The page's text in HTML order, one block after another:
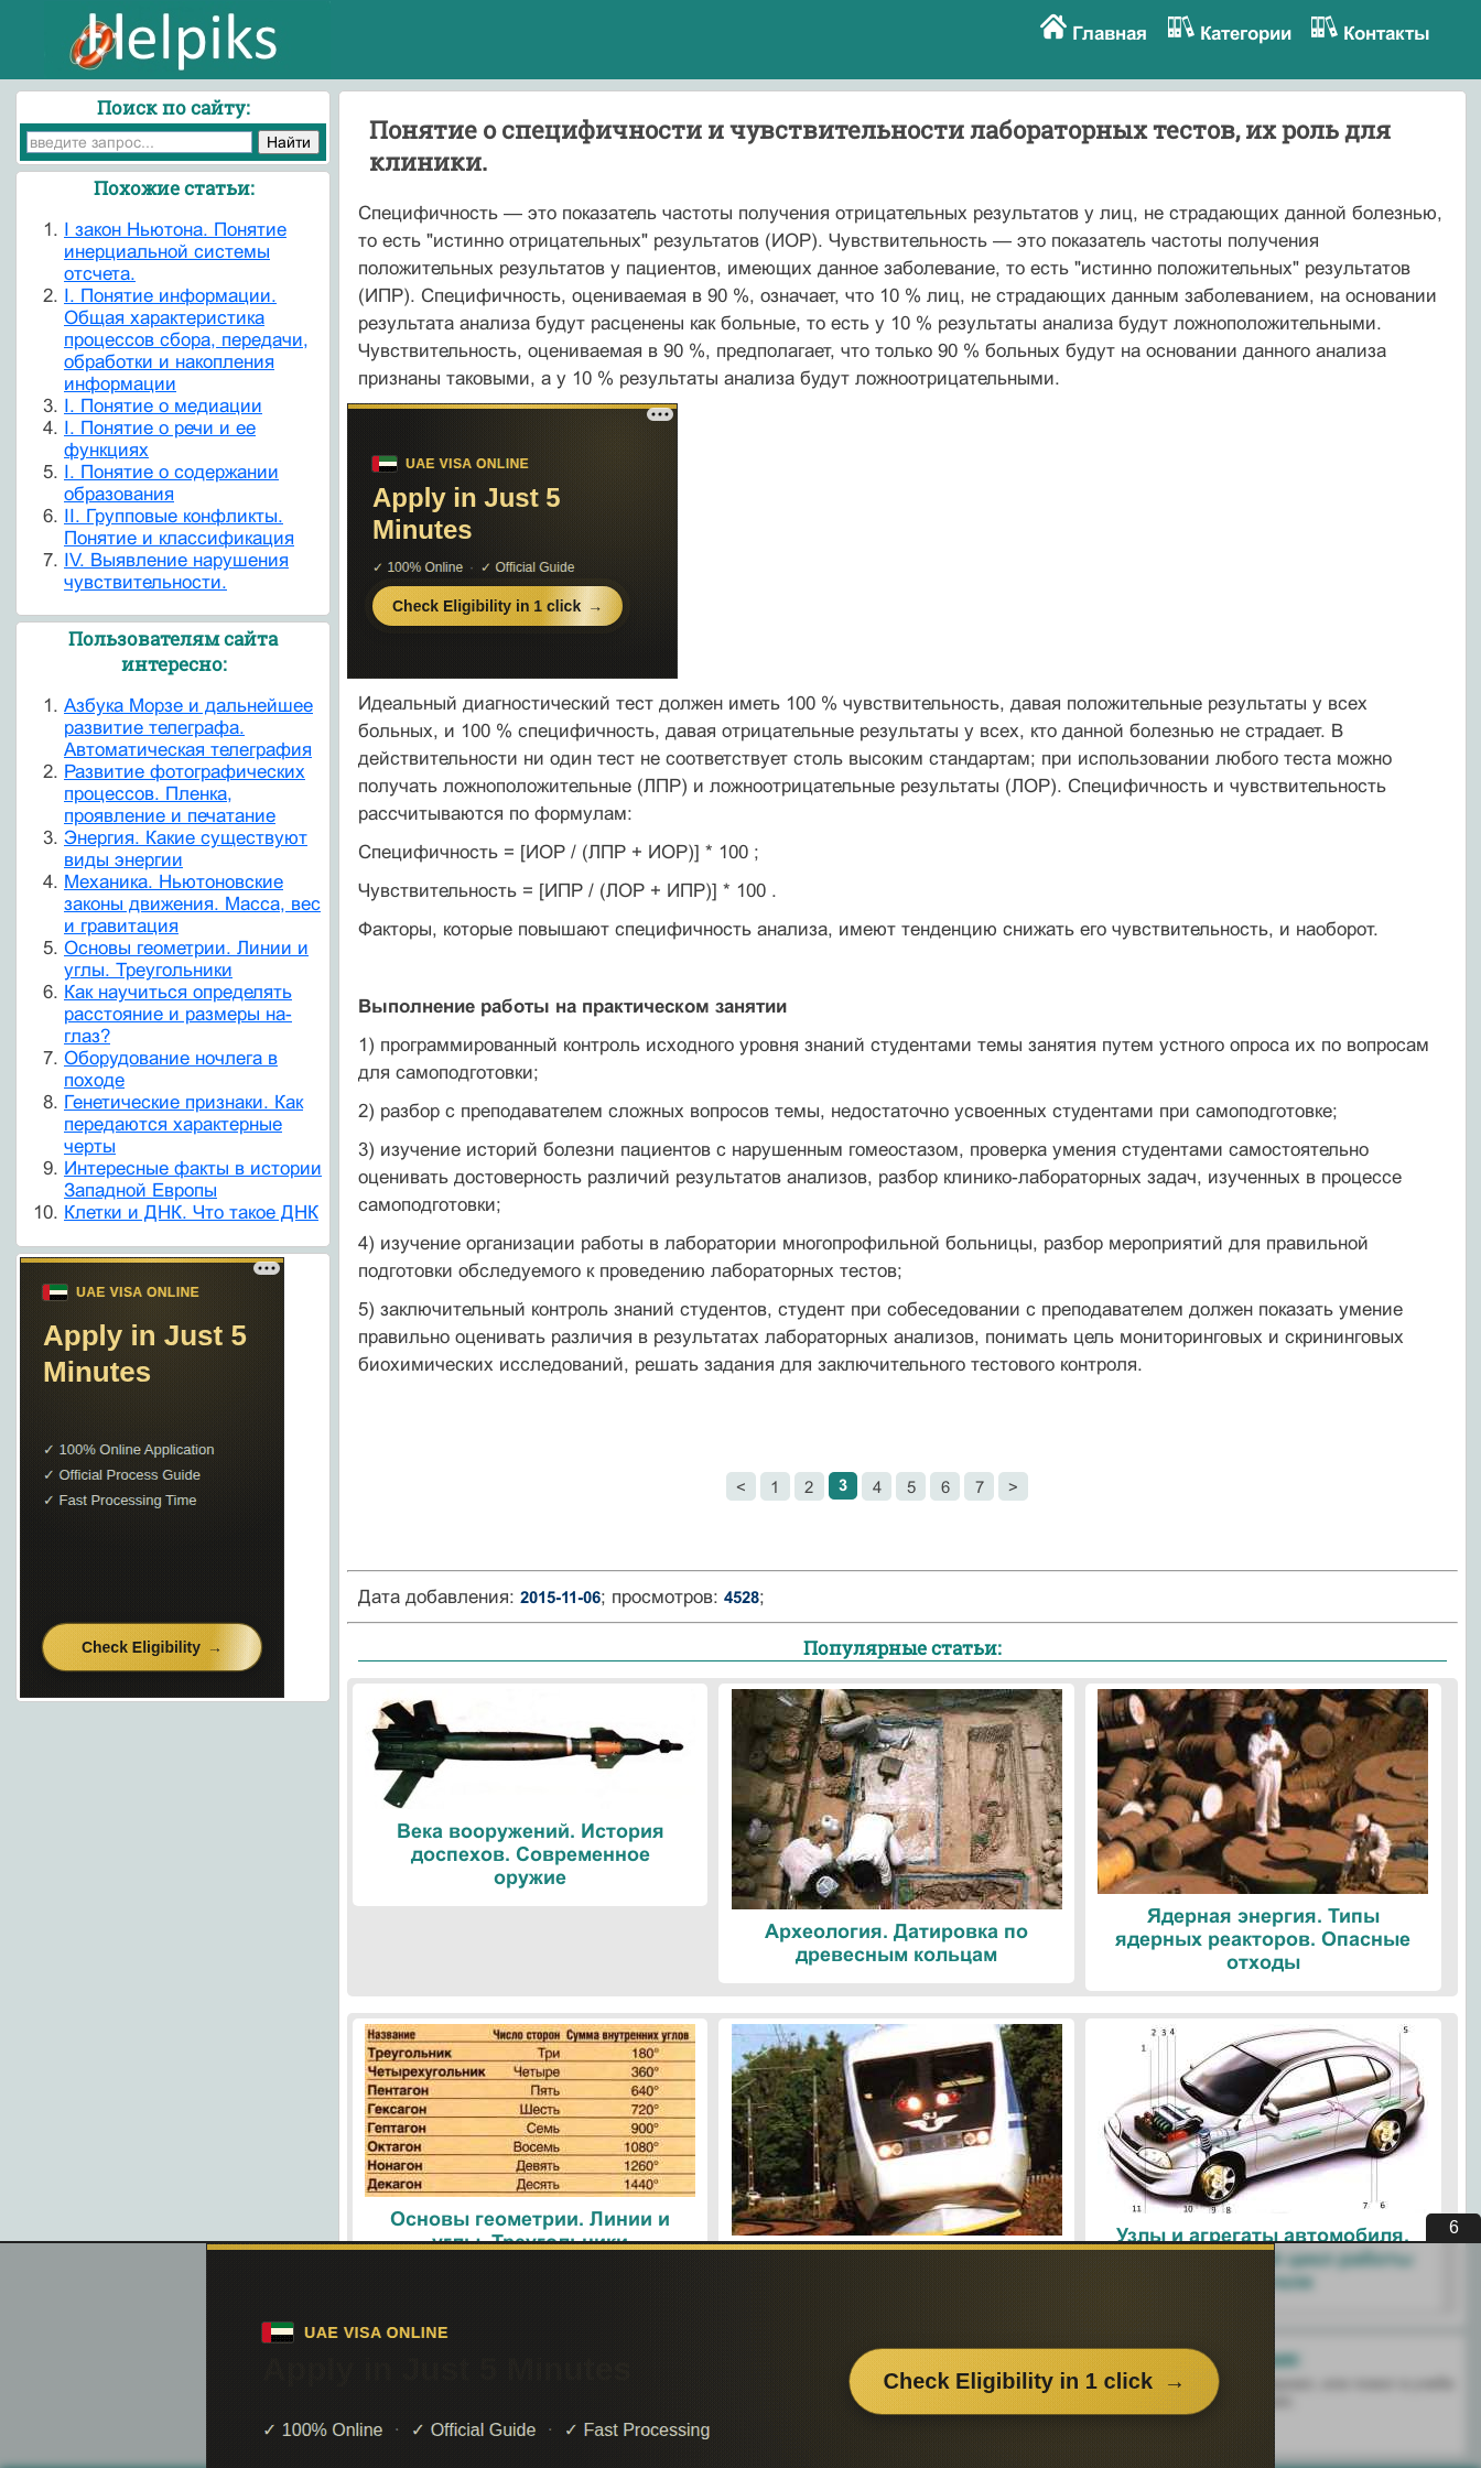
Главная Категории Контакты
Понятие о специфичности и чувствительности лабораторных тестов, их роль для
клиники.
Специфичность — это показатель частоты получения отрицательных результатов у лиц, не страдающих данной болезнью,
то есть "истинно отрицательных" результатов (ИОР). Чувствительность — это показатель частоты получения
положительных результатов у пациентов, имеющих данное заболевание, то есть "истинно положительных" результатов
(ИПР). Специфичность, оцениваемая в 90 %, означает, что 10 % лиц, не страдающих данным заболеванием, на основании
результата анализа будут расценены как больные, то есть у 10 % результаты анализа будут ложноположительными.
Чувствительность, оцениваемая в 90 %, предполагает, что только 90 % больных будут на основании данного анализа
признаны таковыми, а у 10 % результаты анализа будут ложноотрицательными.
Идеальный диагностический тест должен иметь 100 % чувствительность, давая положительные результаты у всех
больных, и 100 % специфичность, давая отрицательные результаты у всех, кто данной болезнью не страдает. В
действительности ни один тест не соответствует столь высоким стандартам; при использовании любого теста можно
получать ложноположительные (ЛПР) и ложноотрицательные результаты (ЛОР). Специфичность и чувствительность
рассчитываются по формулам:
Специфичность = [ИОР / (ЛПР + ИОР)] * 100 ;
Чувствительность = [ИПР / (ЛОР + ИПР)] * 100 .
Факторы, которые повышают специфичность анализа, имеют тенденцию снижать его чувствительность, и наоборот.
Выполнение работы на практическом занятии
1) программированный контроль исходного уровня знаний студентами темы занятия путем устного опроса их по вопросам
для самоподготовки;
2) разбор с преподавателем сложных вопросов темы, недостаточно усвоенных студентами при самоподготовке;
3) изучение историй болезни пациентов с нарушенным гомеостазом, проверка умения студентами самостоятельно
оценивать достоверность различий результатов анализов, разбор клинико-лабораторных задач, изученных в процессе
самоподготовки;
4) изучение организации работы в лаборатории многопрофильной больницы, разбор мероприятий для правильной
подготовки обследуемого к проведению лабораторных тестов;
5) заключительный контроль знаний студентов, студент при собеседовании с преподавателем должен показать умение
правильно оценивать различия в результатах лабораторных анализов, понимать цель мониторинговых и скрининговых
биохимических исследований, решать задания для заключительного тестового контроля.
< 1 2 3 4 5 6 7 >
Дата добавления: 2015-11-06; просмотров: 4528;
Популярные статьи:
Века вооружений. История
доспехов. Современное
оружие
Археология. Датировка по
древесным кольцам
Ядерная энергия. Типы
ядерных реакторов. Опасные
отходы
Основы геометрии. Линии и
углы. Треугольники
Поезда. Современные
Узлы и агрегаты автомобиля.
Четырехтактный цикл работы
двигателя
Поиск по сайту:
Похожие статьи:
I закон Ньютона. Понятие
инерциальной системы
отсчета.
I. Понятие информации.
Общая характеристика
процессов сбора, передачи,
обработки и накопления
информации
I. Понятие о медиации
I. Понятие о речи и ее
функциях
I. Понятие о содержании
образования
II. Групповые конфликты.
Понятие и классификация
IV. Выявление нарушения
чувствительности.
Пользователям сайта
интересно:
Азбука Морзе и дальнейшее
развитие телеграфа.
Автоматическая телеграфия
Развитие фотографических
процессов. Пленка,
проявление и печатание
Энергия. Какие существуют
виды энергии
Механика. Ньютоновские
законы движения. Масса, вес
и гравитация
Основы геометрии. Линии и
углы. Треугольники
Как научиться определять
расстояние и размеры на-
глаз?
Оборудование ночлега в
походе
Генетические признаки. Как
передаются характерные
черты
Интересные факты в истории
Западной Европы
Клетки и ДНК. Что такое ДНК
При помощи поиска вы сможете найти нужную вам информацию.
Поделитесь с друзьями:
Если вам перенёс пользу информационный материал, или помог в учебе
– поделитесь этим сайтом с друзьями и знакомыми.
5